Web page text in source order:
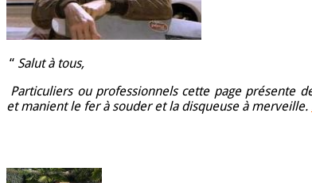
“ Salut à tous,
Particuliers ou professionnels cette page présente
et manient le fer à souder et la disqueuse à merveille.